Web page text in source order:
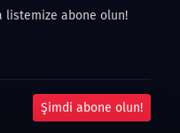
listemize abone olun!
Şimdi abone olun!